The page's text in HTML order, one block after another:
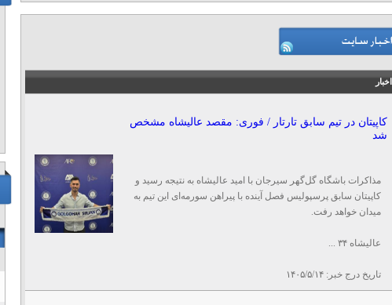
اخبار
کاپیتان در تیم سابق تارتار / فوری: مقصد عالیشاه مشخص
شد
مذاکرات باشگاه گل‌گهر سیرجان با امید عالیشاه به نتیجه رسید و
کاپیتان سابق پرسپولیس فصل آینده با پیراهن سورمه‌ای این تیم به
میدان خواهد رفت.
عالیشاه ۳۴ ...
تاریخ درج خبر:۱۴۰۵/۵/۱۴